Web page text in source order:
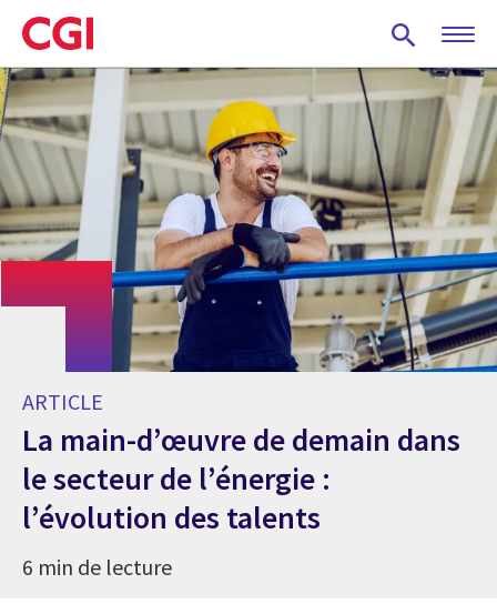
Skip
to
main
content
ARTICLE
La main-d’œuvre de demain dans
le secteur de l’énergie :
l’évolution des talents
6 min de lecture